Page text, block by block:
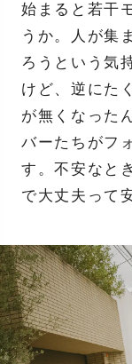
始まると若干
うか。人が集
ろうという気
けど、逆にた
が無くなった
バーたちがフ
す。不安なと
で大丈夫って